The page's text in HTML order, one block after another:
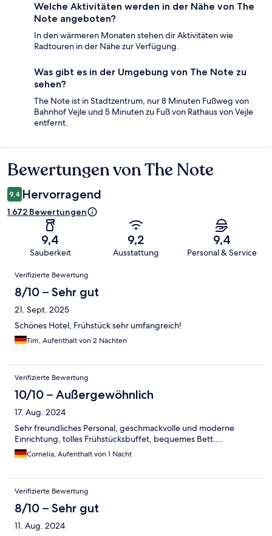
Welche Aktivitäten werden in der Nähe von The
Note angeboten?
In den wärmeren Monaten stehen dir Aktivitäten wie
Radtouren in der Nähe zur Verfügung.
Was gibt es in der Umgebung von The Note zu
sehen?
The Note ist in Stadtzentrum, nur 8 Minuten Fußweg von
Bahnhof Vejle und 5 Minuten zu Fuß von Rathaus von Vejle
entfernt.
Bewertungen
Bewertungen von The Note
9,4 Hervorragend
1.672 Bewertungen
9,4
Sauberkeit
9,2
Ausstattung
9,4
Personal & Service
Bewertungen
Verifizierte Bewertung
8/10 – Sehr gut
21. Sept. 2025
Schönes Hotel, Frühstück sehr umfangreich!
Tim, Aufenthalt von 2 Nächten
Verifizierte Bewertung
10/10 – Außergewöhnlich
17. Aug. 2024
Sehr freundliches Personal, geschmackvolle und moderne
Einrichtung, tolles Frühstücksbuffet, bequemes Bett....
Cornelia, Aufenthalt von 1 Nacht
Verifizierte Bewertung
8/10 – Sehr gut
11. Aug. 2024